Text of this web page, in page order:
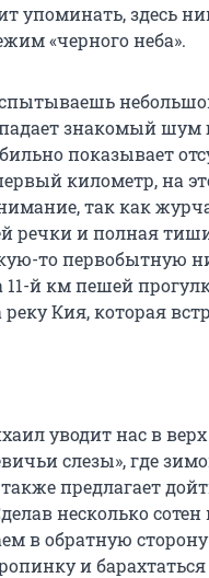
упоминать, здесь
«черного неба».
знакомый шум
показывает
километр, на
так как
речки и полная
то первобытную
11-й км пешей
Кия, которая
уводит нас в
слезы», где
предлагает
несколько
в обратную
и